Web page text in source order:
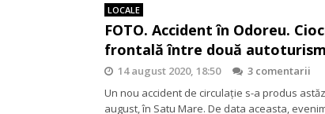
LOCALE
FOTO. Accident în Odoreu.
frontală între două
14 august 2020, 18:50
3 comentarii
Un nou accident de circulație s-a produs
august, în Satu Mare. De data aceasta,